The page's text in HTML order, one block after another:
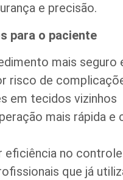
e precisão.
para o paciente
mais seguro
risco de
em tecidos vizinhos
mais rápida e
eficiência no
que já